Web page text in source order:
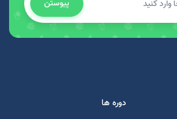
پیوستن
دوره ها